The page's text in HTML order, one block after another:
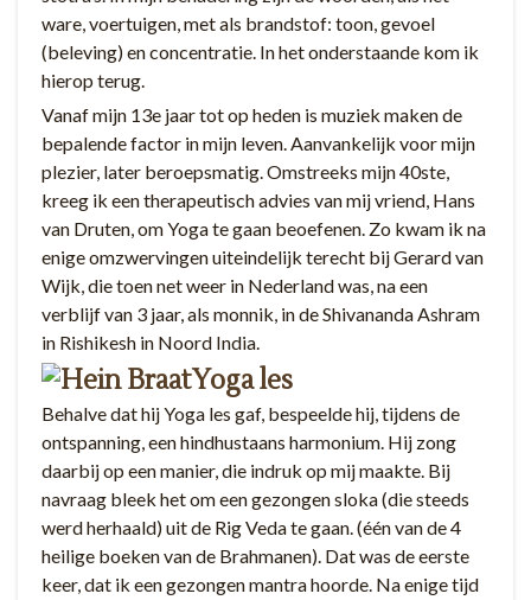
ware, voertuigen, met als brandstof: toon, gevoel
(beleving) en concentratie. In het onderstaande kom ik
hierop terug.
Vanaf mijn 13e jaar tot op heden is muziek maken de
bepalende factor in mijn leven. Aanvankelijk voor mijn
plezier, later beroepsmatig. Omstreeks mijn 40ste,
kreeg ik een therapeutisch advies van mij vriend, Hans
van Druten, om Yoga te gaan beoefenen. Zo kwam ik na
enige omzwervingen uiteindelijk terecht bij Gerard van
Wijk, die toen net weer in Nederland was, na een
verblijf van 3 jaar, als monnik, in de Shivananda Ashram
in Rishikesh in Noord India.
Yoga les
Behalve dat hij Yoga les gaf, bespeelde hij, tijdens de
ontspanning, een hindhustaans harmonium. Hij zong
daarbij op een manier, die indruk op mij maakte. Bij
navraag bleek het om een gezongen sloka (die steeds
werd herhaald) uit de Rig Veda te gaan. (één van de 4
heilige boeken van de Brahmanen). Dat was de eerste
keer, dat ik een gezongen mantra hoorde. Na enige tijd